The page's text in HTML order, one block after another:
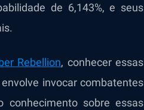
de 6,143%, e seus
Rebellion, conhecer essas
invocar combatentes
sobre essas